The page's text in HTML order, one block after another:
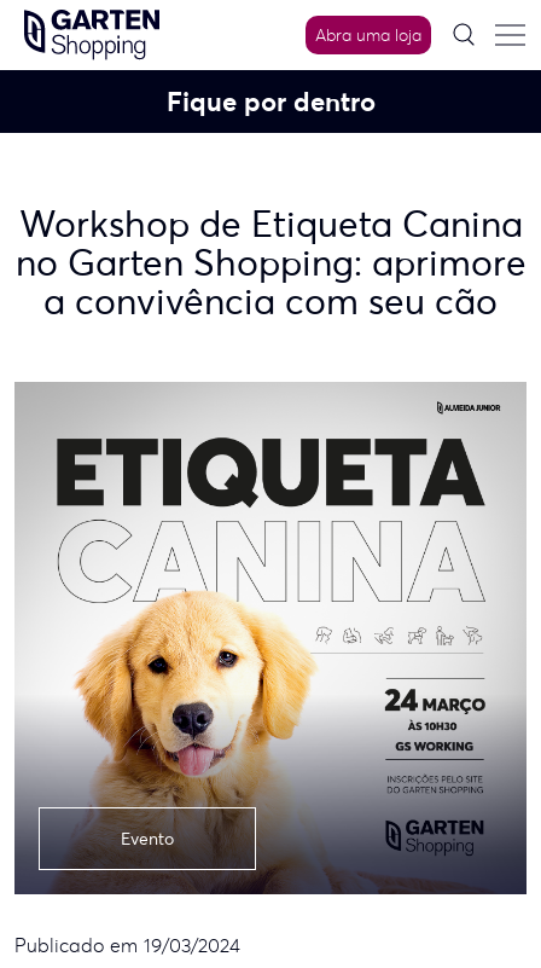
Skip
content
Abra uma loja
Fique por dentro
Workshop de Etiqueta Canina
no Garten Shopping: aprimore
a convivência com seu cão
Evento
Publicado em 19/03/2024